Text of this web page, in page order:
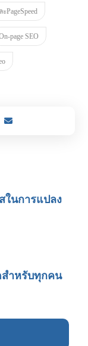
PageSpeed
page SEO
ในการแปลง
ำหรับทุกคน